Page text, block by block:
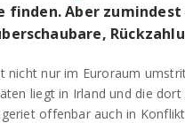
finden. Aber
nicht nur im Euroraum
liegt in Irland und die
offenbar auch in